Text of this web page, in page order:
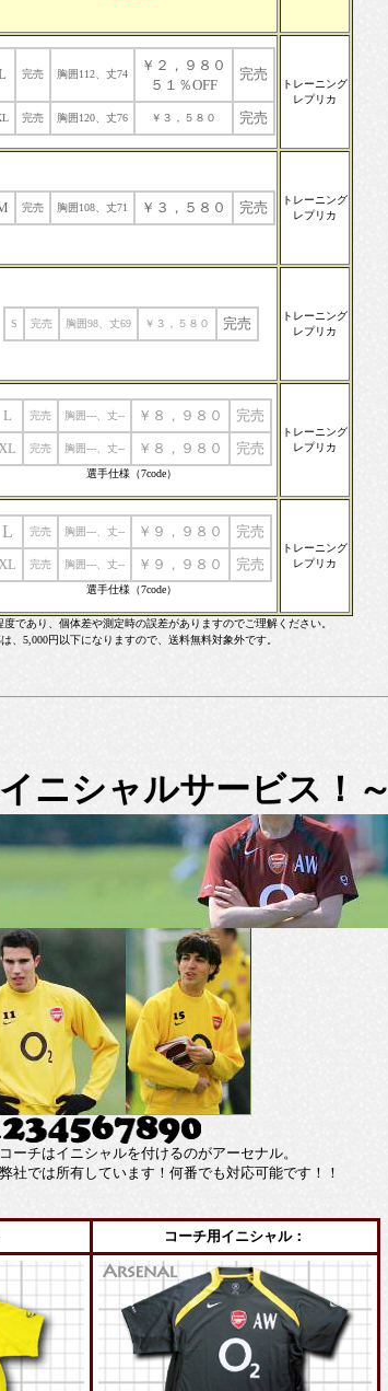
完売 胸囲112、丈74
￥２，９８０
５１％OFF
完売
完売 胸囲120、丈76 ￥３，５８０ 完売
トレーニング
レプリカ
完売 胸囲108、丈71 ￥３，５８０ 完売
トレーニング
レプリカ
S 完売 胸囲98、丈69 ￥３，５８０ 完売
トレーニング
レプリカ
L 完売 胸囲---、丈-- ￥８，９８０
完売
完売 胸囲---、丈-- ￥８，９８０ 完売
選手仕様（7code）
トレーニング
レプリカ
L 完売 胸囲---、丈-- ￥９，９８０
完売
完売 胸囲---、丈-- ￥９，９８０ 完売
選手仕様（7code）
トレーニング
レプリカ
であり、個体差や測定時の誤差がありますのでご理解ください。
5,000円以下になりますので、送料無料対象外です。
ニシャルサービス！～
ーチはイニシャルを付けるのがアーセナル。
社では所有しています！何番でも対応可能です！！
コーチ用イニシャル：